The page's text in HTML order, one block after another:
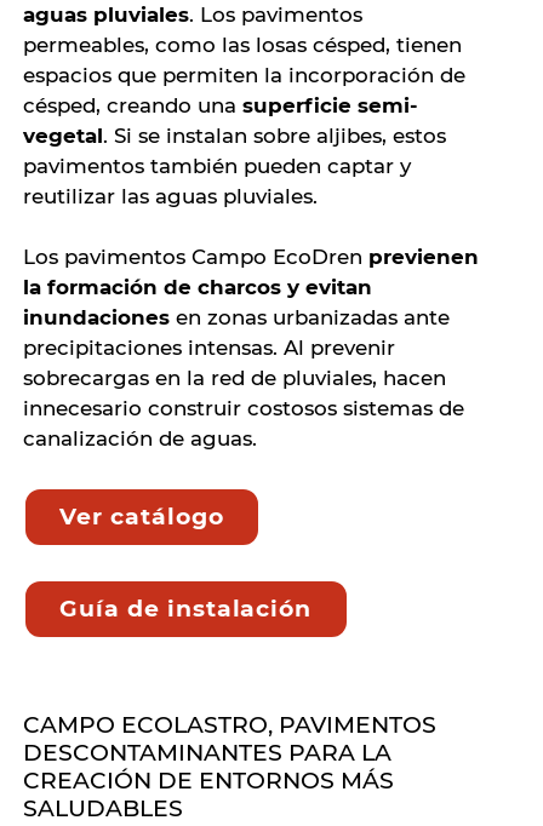
aguas pluviales. Los pavimentos
permeables, como las losas césped, tienen
espacios que permiten la incorporación de
césped, creando una superficie semi-
vegetal. Si se instalan sobre aljibes, estos
pavimentos también pueden captar y
reutilizar las aguas pluviales.
Los pavimentos Campo EcoDren previenen
la formación de charcos y evitan
inundacionesen zonas urbanizadas ante
precipitaciones intensas. Al prevenir
sobrecargas en la red de pluviales, hacen
innecesario construir costosos sistemas de
canalización de aguas.
Ver catálogo
Guía de instalación
CAMPO ECOLASTRO, PAVIMENTOS
DESCONTAMINANTES PARA LA
CREACIÓN DE ENTORNOS MÁS
SALUDABLES